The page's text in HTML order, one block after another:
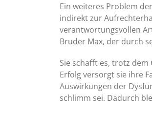
Ein weiteres Problem
indirekt zur
verantwortungsvollen
Bruder Max, der durch
Sie schafft es, trotz
Erfolg versorgt sie ihre
Auswirkungen der
schlimm sei. Dadurch